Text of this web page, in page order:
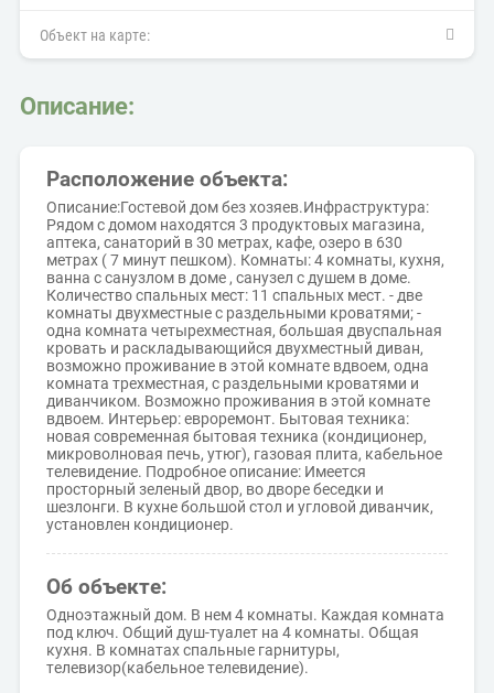
Объект на карте:
Описание:
Расположение объекта:
Описание:Гостевой дом без хозяев.Инфраструктура:
Рядом с домом находятся 3 продуктовых магазина,
аптека, санаторий в 30 метрах, кафе, озеро в 630
метрах ( 7 минут пешком). Комнаты: 4 комнаты, кухня,
ванна с санузлом в доме , санузел с душем в доме.
Количество спальных мест: 11 спальных мест. - две
комнаты двухместные с раздельными кроватями; -
одна комната четырехместная, большая двуспальная
кровать и раскладывающийся двухместный диван,
возможно проживание в этой комнате вдвоем, одна
комната трехместная, с раздельными кроватями и
диванчиком. Возможно проживания в этой комнате
вдвоем. Интерьер: евроремонт. Бытовая техника:
новая современная бытовая техника (кондиционер,
микроволновая печь, утюг), газовая плита, кабельное
телевидение. Подробное описание: Имеется
просторный зеленый двор, во дворе беседки и
шезлонги. В кухне большой стол и угловой диванчик,
установлен кондиционер.
Об объекте:
Одноэтажный дом. В нем 4 комнаты. Каждая комната
под ключ. Общий душ-туалет на 4 комнаты. Общая
кухня. В комнатах спальные гарнитуры,
телевизор(кабельное телевидение).